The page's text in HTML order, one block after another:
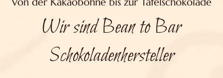
Wir sind Bean to Bar
Schokoladenhersteller